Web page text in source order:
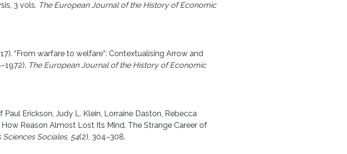
3 vols. The European Journal of the History of Economic
“From warfare to welfare”: Contextualising Arrow and
The European Journal of the History of Economic
Erickson, Judy L. Klein, Lorraine Daston, Rebecca
Reason Almost Lost Its Mind. The Strange Career of
Sciences Sociales, 54(2), 304–308.